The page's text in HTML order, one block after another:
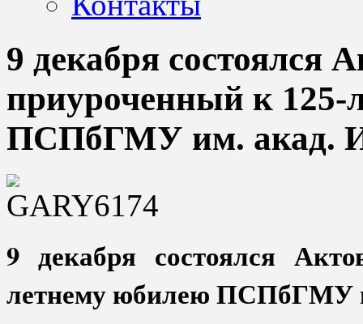
9 декабря состоялся
приуроченный к 125-
ПСПбГМУ им. акад.
9 декабря состоялся
летнему юбилею ПСПбГМУ